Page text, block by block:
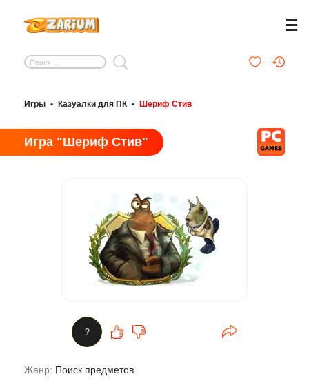
Игры • Казуалки для ПК • Шериф Стив
Игра "Шериф Стив"
Жанр: Поиск предметов
?